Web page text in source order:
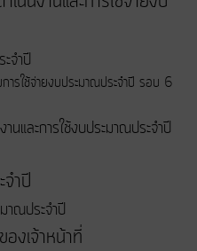
จำปี
ารใช้จ่ายงบประมาณประจำปี รอบ 6
นและการใช้งบประมาณประจำปี
ำปี
าณประจำปี
งเจ้าหน้าที่